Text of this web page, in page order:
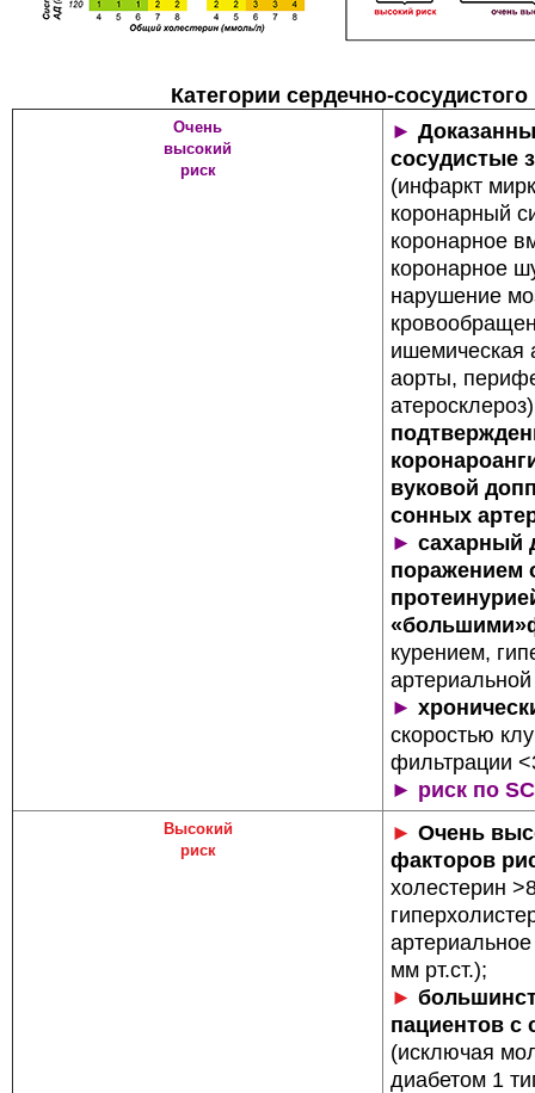
Категории сердечно-сосудистого
Очень
высокий
риск
► Доказанны
сосудистые
(инфаркт
коронарный
коронарное
коронарное
нарушение
ишемическая
аорты,
вуковой
сонных
► сахарный
поражением
курением,
►
скоростью
фильтрации
► риск по
Высокий
риск
► Очень
факторов
холестерин
мм рт.ст.);
►
пациентов с
(исключая
диа­бетом 1